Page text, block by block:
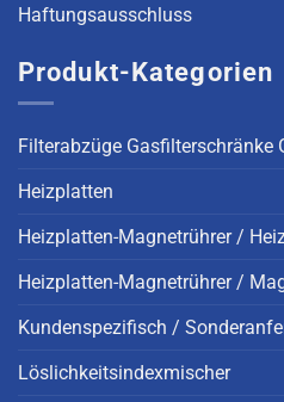
Haftungsausschluss
Produkt-Kategorien
Filterabzüge Gasfilterschränke
Heizplatten
Heizplatten-Magnetrührer /
Heizplatten-Magnetrührer /
Kundenspezifisch /
Löslichkeitsindexmischer